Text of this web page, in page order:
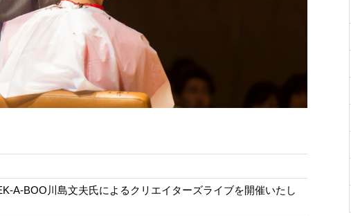
A-BOO川島文夫氏によるクリエイターズライブを開催いたし